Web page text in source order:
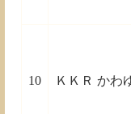
10 ＫＫＲ かわ